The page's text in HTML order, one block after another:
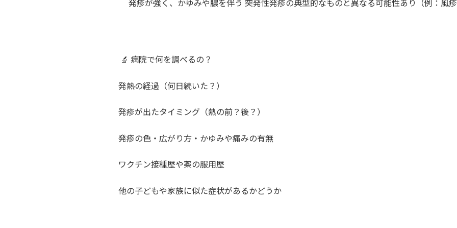
🔬 病院で何を調べるの？
発熱の経過（何日続いた？）
発疹が出たタイミング（熱の前？後？）
発疹の色・広がり方・かゆみや痛みの有無
ワクチン接種歴や薬の服用歴
他の子どもや家族に似た症状があるかどうか